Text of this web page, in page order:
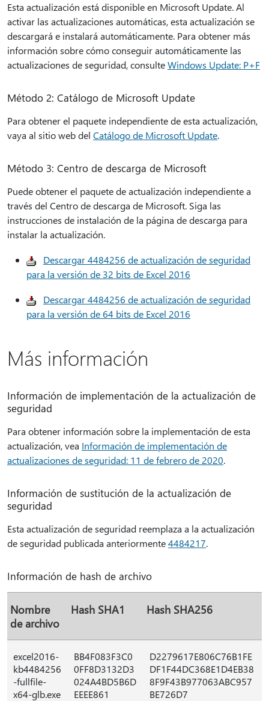
Esta actualización está disponible en Microsoft Update. Al
activar las actualizaciones automáticas, esta actualización se
descargará e instalará automáticamente. Para obtener más
información sobre cómo conseguir automáticamente las
actualizaciones de seguridad, consulteWindows Update: P+F
Método 2: Catálogo de Microsoft Update
Para obtener el paquete independiente de esta actualización,
vaya al sitio web del Catálogo de Microsoft Update.
Método 3: Centro de descarga de Microsoft
Puede obtener el paquete de actualización independiente a
través del Centro de descarga de Microsoft. Siga las
instrucciones de instalación de la página de descarga para
instalar la actualización.
Descargar 4484256 de actualización de seguridad
para la versión de 32 bits de Excel 2016
Descargar 4484256 de actualización de seguridad
para la versión de 64 bits de Excel 2016
Más información
Información de implementación de la actualización de
seguridad
Para obtener información sobre la implementación de esta
actualización, vea Información de implementación de
actualizaciones de seguridad: 11 de febrero de 2020.
Información de sustitución de la actualización de
seguridad
Esta actualización de seguridad reemplaza a la actualización
de seguridad publicada anteriormente4484217.
Información de hash de archivo
Nombre
de archivo
Hash SHA1 Hash SHA256
excel2016-
kb4484256
-fullfile-
x64-glb.exe
BB4F083F3C0
0FF8D3132D3
024A4BD5B6D
EEEE861
D2279617E806C76B1FE
DF1F44DC368E1D4EB38
8F9F43B977063ABC957
BE726D7